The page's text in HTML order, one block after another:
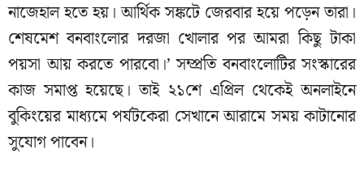
নাজেহাল হতে হয়। আর্থিক সঙ্কটে জেরবার হয়ে পড়েন তারা।
শেষমেশ বনবাংলোর দরজা খোলার পর আমরা কিছু টাকা
পয়সা আয় করতে পারবো।’ সম্প্রতি বনবাংলোটির সংস্কারের
কাজ সমাপ্ত হয়েছে। তাই ২১শে এপ্রিল থেকেই অনলাইনে
বুকিংয়ের মাধ্যমে পর্যটকেরা সেখানে আরামে সময় কাটানোর
সুযোগ পাবেন।